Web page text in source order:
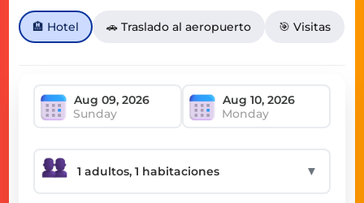
🏨 Hotel 🚗 Traslado al aeropuerto 🎯 Visitas
Sunday Monday
▼